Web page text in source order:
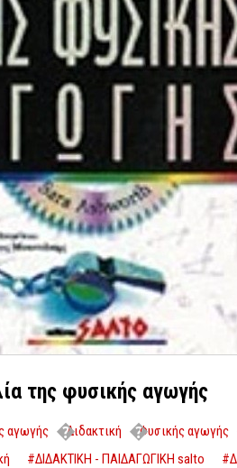
της φυσικής αγωγής
αγωγής Διδακτική Φυσικής αγωγής
#ΔΙΔΑΚΤΙΚΗ - ΠΑΙΔΑΓΩΓΙΚΗ salto